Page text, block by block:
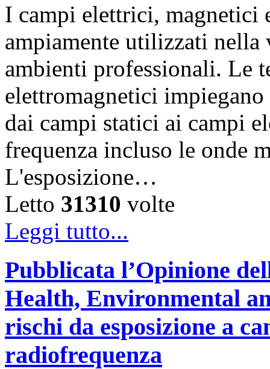
I campi elettrici, magnetici
ampiamente utilizzati
ambienti professionali. Le
elettromagnetici
dai campi statici ai campi
frequenza incluso le onde
L'esposizione…
Letto 31310 volte
Leggi tutto...
Pubblicata l’Opinione
Health, Environmental
rischi da esposizione a
radiofrequenza